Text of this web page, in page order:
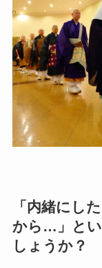
「内緒にし
から…」と
しょうか？